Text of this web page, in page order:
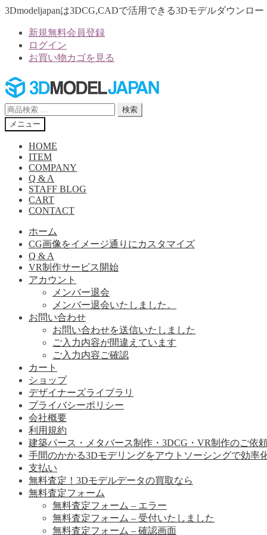
3Dmodeljapanは3DCG,CADで活用できる3Dモデルダウンロー
新規無料会員登録
ログイン
お買い物カゴを見る
ナ
ビ
ゲ
ー
シ
コ
ン
テ
ン
ツ
検
索
対
検索
メニュー
HOME
ITEM
COMPANY
Q & A
STAFF BLOG
CART
CONTACT
ホーム
CG画像をイメージ通りにカスタマイズ
Q & A
VR制作サービス開始
アカウント
メンバー退会
メンバー退会いたしました。
お問い合わせ
お問い合わせを送信いたしました
ご入力内容が間違えています
ご入力内容ご確認
カート
ショップ
デザイナーズライブラリ
プライバシーポリシー
会社概要
利用規約
建築パース・メタバース制作・3DCG・VR制作のご依
手間のかかる3Dモデリングをアウトソーシングで効率
支払い
無料査定！3Dモデルデータの買取なら
無料査定フォーム
無料査定フォーム – エラー
無料査定フォーム – 受付いたしました
無料査定フォーム – 確認画面